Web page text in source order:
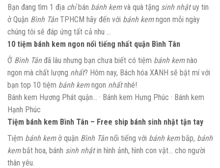
Bạn đang tìm 1 địa chỉbán bánh kemvà quà tặng sinh nhậtuy tin
ở Quận Bình TânTPHCM hãy đến với bánh kemngon mỗi ngày
chúng tôi sẽ đáp ứng tất cả nhu …
10 tiệm bánh kem ngon nổi tiếng nhất quận Bình Tân
Ở Bình Tânđã lâu nhưng bạn chưa biết có tiệm bánh kemnào
ngon mà chất lượng nhất? Hôm nay, Bách hóa XANH sẽ bật mí với
bạn top 10 tiệm bánh kemngon nhấtnhé!
‎Bánh kem Hương Phát quận… · ‎Bánh kem Hưng Phúc · ‎Bánh kem
Hạnh Phúc
Tiệm bánh kem Bình Tân – Free ship bánh sinh nhật tận tay
Tiệm bánh kemở quận Bình Tânnổi tiếng với bánh kembắp, bánh
kembắt hoa, bánh sinh nhậtin hình ảnh, hình con vật… cho người
thân yêu.